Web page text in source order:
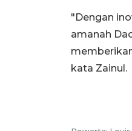
"Dengan
amanah
kata Zainul.